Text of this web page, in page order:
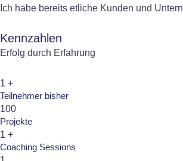
Ich habe bereits etliche Kunden und
Kennzahlen
Erfolg durch Erfahrung
1 +
Teilnehmer bisher
100
Projekte
1 +
Coaching Sessions